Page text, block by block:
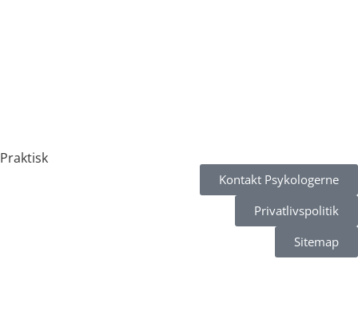
Praktisk
Kontakt Psykologerne
Privatlivspolitik
Sitemap